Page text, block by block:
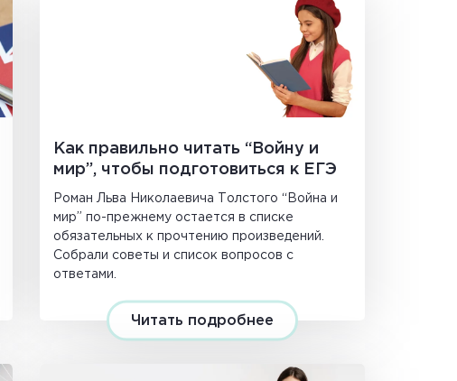
Как правильно читать “Войну и
мир”, чтобы подготовиться к ЕГЭ
Роман Льва Николаевича Толстого “Война и
мир” по-прежнему остается в списке
обязательных к прочтению произведений.
Собрали советы и список вопросов с
ответами.
Читать подробнее